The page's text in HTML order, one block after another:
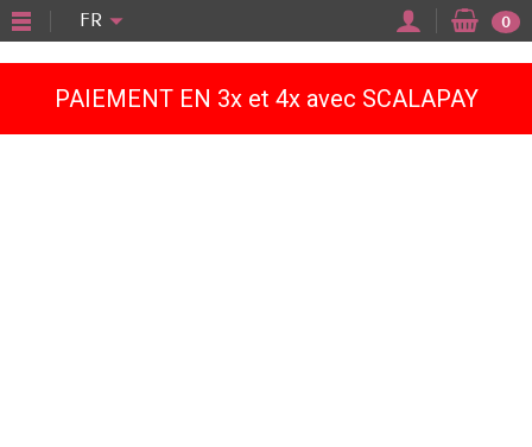
PAIEMENT EN 3x et 4x avec SCALAPAY
FR 0